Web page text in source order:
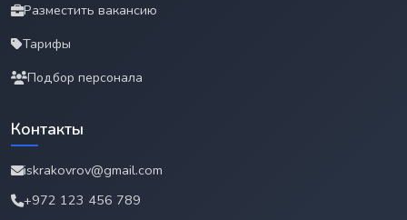
Разместить вакансию
Тарифы
Подбор персонала
Контакты
iskrakovrov@gmail.com
+972 123 456 789